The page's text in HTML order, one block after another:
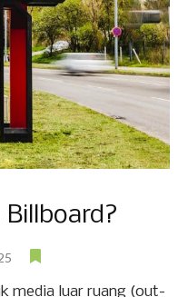
media luar ruang (out-